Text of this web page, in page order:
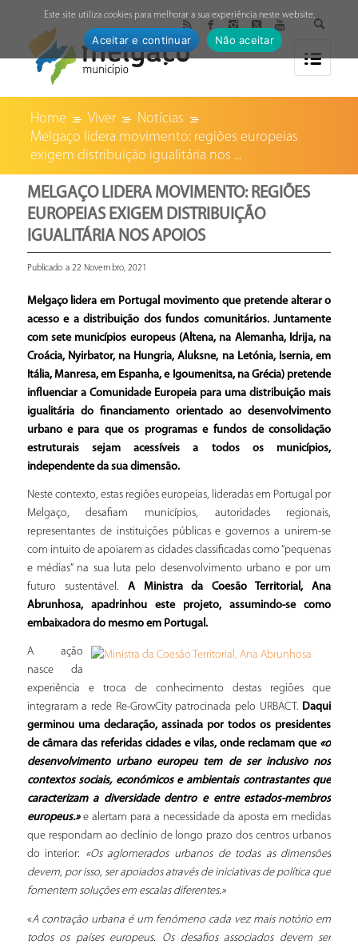
Home Viver
Notícias
Melgaço lidera movimento: regiões europeias
exigem distribuição igualitária nos ...
MELGAÇO LIDERA MOVIMENTO: REGIÕES
EUROPEIAS EXIGEM DISTRIBUIÇÃO
IGUALITÁRIA NOS APOIOS
Publicado a 22 Novembro, 2021
Melgaço lidera em Portugal movimento que pretende alterar o
acesso e a distribuição dos fundos comunitários. Juntamente
com sete municípios europeus (Altena, na Alemanha, Idrija, na
Croácia, Nyirbator, na Hungria, Aluksne, na Letónia, Isernia, em
Itália, Manresa, em Espanha, e Igoumenitsa, na Grécia) pretende
influenciar a Comunidade Europeia para uma distribuição mais
igualitária do financiamento orientado ao desenvolvimento
urbano e para que os programas e fundos de consolidação
estruturais sejam acessíveis a todos os municípios,
independente da sua dimensão.
Neste contexto, estas regiões europeias, lideradas em Portugal por
Melgaço, desafiam municípios, autoridades regionais,
representantes de instituições públicas e governos a unirem-se
com intuito de apoiarem as cidades classificadas como “pequenas
e médias” na sua luta pelo desenvolvimento urbano e por um
futuro sustentável. A Ministra da Coesão Territorial, Ana
Abrunhosa, apadrinhou este projeto, assumindo-se como
embaixadora do mesmo em Portugal.
A ação
nasce da
experiência e troca de conhecimento destas regiões que
integraram a rede Re-GrowCity patrocinada pelo URBACT. Daqui
germinou uma declaração, assinada por todos os presidentes
de câmara das referidas cidades e vilas, onde reclamam que «o
desenvolvimento urbano europeu tem de ser inclusivo nos
contextos sociais, económicos e ambientais contrastantes que
caracterizam a diversidade dentro e entre estados-membros
europeus.»e alertam para a necessidade da aposta em medidas
que respondam ao declínio de longo prazo dos centros urbanos
do interior: «Os aglomerados urbanos de todas as dimensões
devem, por isso, ser apoiados através de iniciativas de política que
fomentem soluções em escalas diferentes.»
«A contração urbana é um fenómeno cada vez mais notório em
todos os países europeus. Os desafios associados devem ser
Este site utiliza cookies para melhorar a sua experiência neste website.
Aceitar e continuar Não aceitar